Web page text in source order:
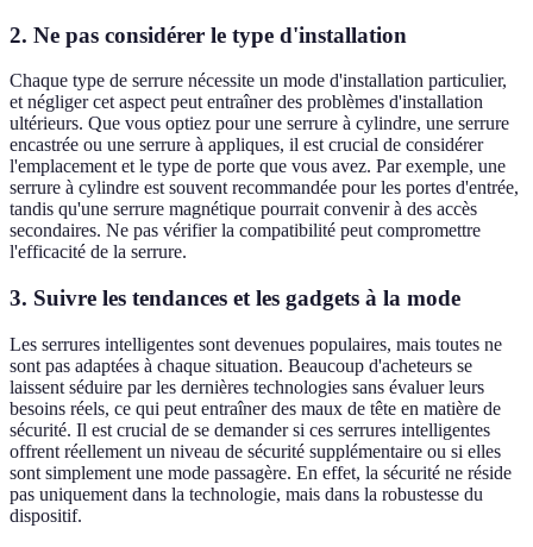
2. Ne pas considérer le type d'installation
Chaque type de serrure nécessite un mode d'installation particulier,
et négliger cet aspect peut entraîner des problèmes d'installation
ultérieurs. Que vous optiez pour une serrure à cylindre, une serrure
encastrée ou une serrure à appliques, il est crucial de considérer
l'emplacement et le type de porte que vous avez. Par exemple, une
serrure à cylindre est souvent recommandée pour les portes d'entrée,
tandis qu'une serrure magnétique pourrait convenir à des accès
secondaires. Ne pas vérifier la compatibilité peut compromettre
l'efficacité de la serrure.
3. Suivre les tendances et les gadgets à la mode
Les serrures intelligentes sont devenues populaires, mais toutes ne
sont pas adaptées à chaque situation. Beaucoup d'acheteurs se
laissent séduire par les dernières technologies sans évaluer leurs
besoins réels, ce qui peut entraîner des maux de tête en matière de
sécurité. Il est crucial de se demander si ces serrures intelligentes
offrent réellement un niveau de sécurité supplémentaire ou si elles
sont simplement une mode passagère. En effet, la sécurité ne réside
pas uniquement dans la technologie, mais dans la robustesse du
dispositif.